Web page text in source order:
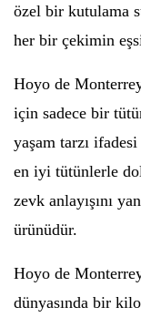
özel bir kutulama
her bir çekimin
Hoyo de
için sadece bir
yaşam tarzı
en iyi tütünlerle
zevk anlayışını
ürünüdür.
Hoyo de
dünyasında bir